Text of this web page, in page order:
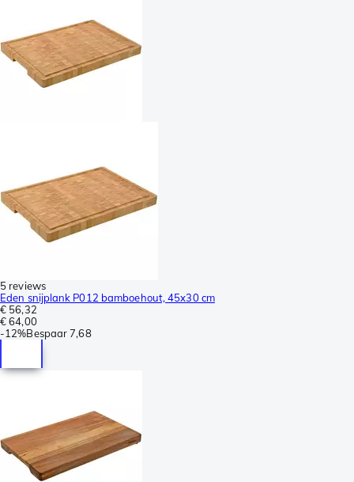
5 reviews
Eden snijplank P012 bamboehout, 45x30 cm
€ 56,32
€ 64,00
-12%Bespaar 7,68